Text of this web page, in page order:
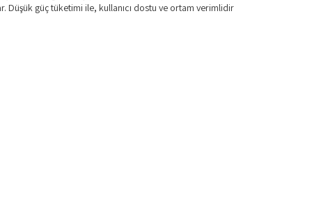
Düşük güç tüketimi ile, kullanıcı dostu ve ortam verimlidir